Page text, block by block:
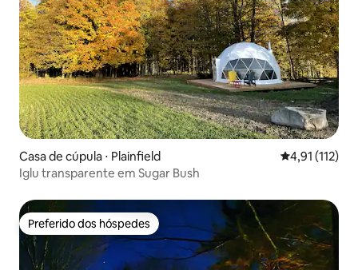
Casa de cúpula ⋅ Plainfield 4,91 de uma
4,91 (112)
Iglu transparente em Sugar Bush
Preferido dos hóspedes
Preferido dos hóspedes